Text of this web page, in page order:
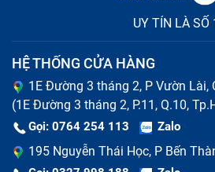
ảnh hưởng đến bàn phím và
bàn phím ghồ ghề khi gõ phím
chịu. Thay pin sớm sẽ giúp cho
kiện khác của laptop không bị hư
Khi một chiếc pin laptop
TP412FA bị chai bạn sẽ phải
như mọi lúc mỗi khi sử dụng
UY TÍN LÀ SỐ
HỆ THỐNG CỬA HÀNG
1E Đường 3 tháng 2, P Vườn Lài,
(1E Đường 3 tháng 2, P.11, Q.10,
Gọi: 0764 254 113 Zalo
195 Nguyễn Thái Học, P Bến